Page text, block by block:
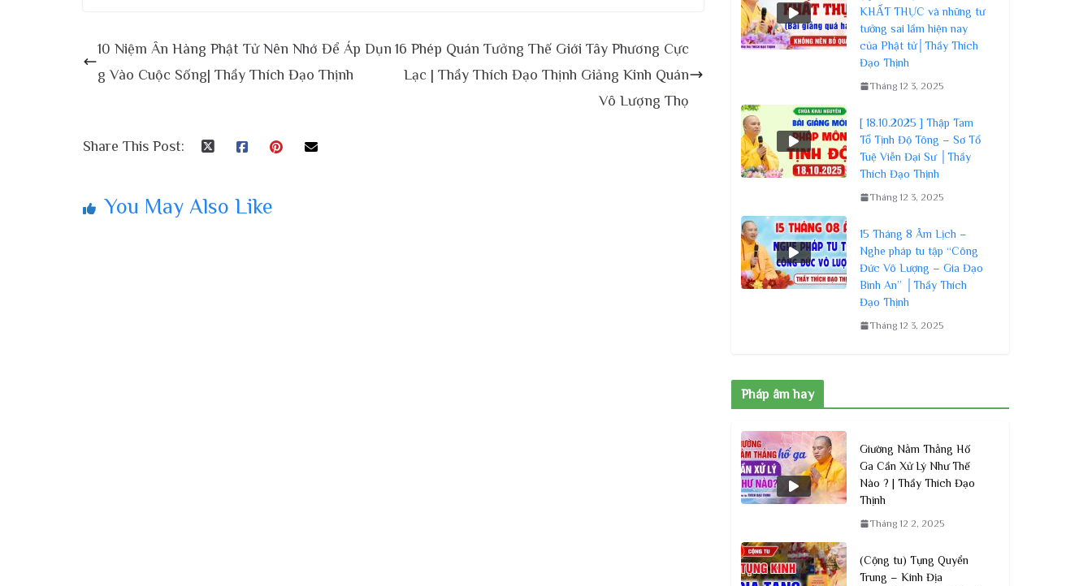
10 Niệm Ân Hàng Phật Tử Nên Nhớ Để Áp Dụn
g Vào Cuộc Sống| Thầy Thích Đạo Thịnh
16 Phép Quán Tưởng Thế Giới Tây Phương Cực
Lạc | Thầy Thích Đạo Thịnh Giảng Kinh Quán
Vô Lượng Thọ
Share This Post:
You May Also Like
KHẤT THỰC và những tư
tưởng sai lầm hiện nay
của Phật tử│Thầy Thích
Đạo Thịnh
Tháng 12 3, 2025
[ 18.10.2025 ] Thập Tam
Tổ Tịnh Độ Tông – Sơ Tổ
Tuệ Viễn Đại Sư │Thầy
Thích Đạo Thịnh
Tháng 12 3, 2025
15 Tháng 8 Âm Lịch –
Nghe pháp tu tập “Công
Đức Vô Lượng – Gia Đạo
Bình An” │Thầy Thích
Đạo Thịnh
Tháng 12 3, 2025
Pháp âm hay
Giường Nằm Thẳng Hố
Ga Cần Xử Lý Như Thế
Nào ? | Thầy Thích Đạo
Thịnh
Tháng 12 2, 2025
(Cộng tu) Tụng Quyển
Trung – Kinh Địa